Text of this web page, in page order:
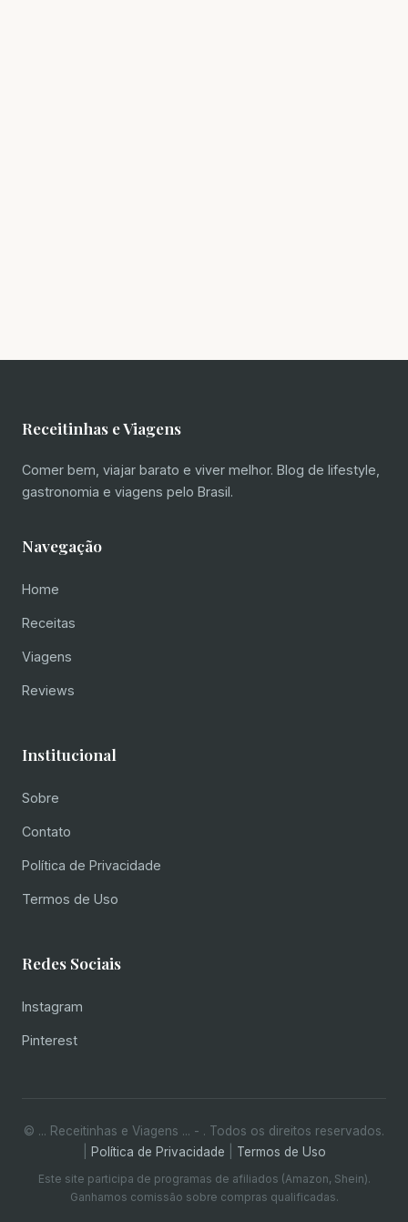
Receitinhas e Viagens
Comer bem, viajar barato e viver melhor. Blog de lifestyle,
gastronomia e viagens pelo Brasil.
Navegação
Home
Receitas
Viagens
Reviews
Institucional
Sobre
Contato
Política de Privacidade
Termos de Uso
Redes Sociais
Instagram
Pinterest
© ... Receitinhas e Viagens ... - . Todos os direitos reservados.
Política de Privacidade Termos de Uso
Este site participa de programas de afiliados (Amazon, Shein).
Ganhamos comissão sobre compras qualificadas.